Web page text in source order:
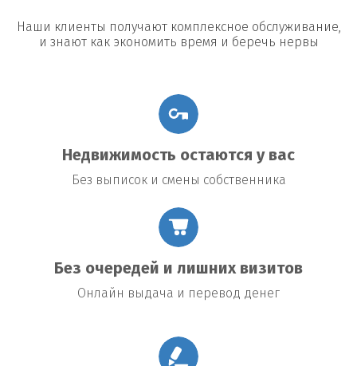
Наши клиенты получают комплексное обслуживание,
и знают как экономить время и беречь нервы
Недвижимость остаются у вас
Без выписок и смены собственника
Без очередей и лишних визитов
Онлайн выдача и перевод денег